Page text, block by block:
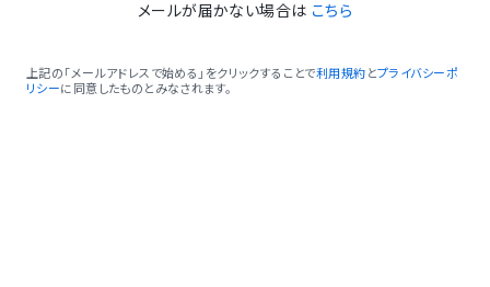
メールが届かない場合は こちら
上記の「メールアドレスで始める」をクリックすることで利用規約 とプライバシーポ
リシーに同意したものとみなされます。